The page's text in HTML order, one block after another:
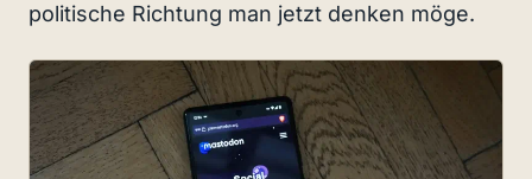
politische Richtung man jetzt denken möge.